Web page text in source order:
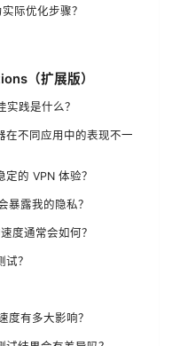
际优化步骤？
（扩展版）
实践是什么？
在不同应用中的表现不一
的 VPN 体验？
暴露我的隐私？
度通常会如何？
？
度有多大影响？